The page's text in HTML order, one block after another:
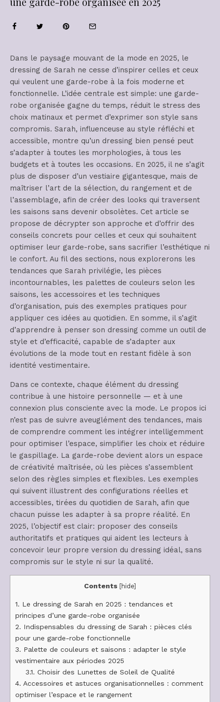
Dans le paysage mouvant de la mode en 2025, le
dressing de Sarah ne cesse d’inspirer celles et ceux
qui veulent une garde-robe à la fois moderne et
fonctionnelle. L’idée centrale est simple: une garde-
robe organisée gagne du temps, réduit le stress des
choix matinaux et permet d’exprimer son style sans
compromis. Sarah, influenceuse au style réfléchi et
accessible, montre qu’un dressing bien pensé peut
s’adapter à toutes les morphologies, à tous les
budgets et à toutes les occasions. En 2025, il ne s’agit
plus de disposer d’un vestiaire gigantesque, mais de
maîtriser l’art de la sélection, du rangement et de
l’assemblage, afin de créer des looks qui traversent
les saisons sans devenir obsolètes. Cet article se
propose de décrypter son approche et d’offrir des
conseils concrets pour celles et ceux qui souhaitent
optimiser leur garde-robe, sans sacrifier l’esthétique ni
le confort. Au fil des sections, nous explorerons les
tendances que Sarah privilégie, les pièces
incontournables, les palettes de couleurs selon les
saisons, les accessoires et les techniques
d’organisation, puis des exemples pratiques pour
appliquer ces idées au quotidien. En somme, il s’agit
d’apprendre à penser son dressing comme un outil de
style et d’efficacité, capable de s’adapter aux
évolutions de la mode tout en restant fidèle à son
identité vestimentaire.
Dans ce contexte, chaque élément du dressing
contribue à une histoire personnelle — et à une
connexion plus consciente avec la mode. Le propos ici
n’est pas de suivre aveuglément des tendances, mais
de comprendre comment les intégrer intelligemment
pour optimiser l’espace, simplifier les choix et réduire
le gaspillage. La garde-robe devient alors un espace
de créativité maîtrisée, où les pièces s’assemblent
selon des règles simples et flexibles. Les exemples
qui suivent illustrent des configurations réelles et
accessibles, tirées du quotidien de Sarah, afin que
chacun puisse les adapter à sa propre réalité. En
2025, l’objectif est clair: proposer des conseils
authoritatifs et pratiques qui aident les lecteurs à
concevoir leur propre version du dressing idéal, sans
compromis sur le style ni sur la qualité.
Contents [hide]
1. Le dressing de Sarah en 2025 : tendances et
principes d’une garde-robe organisée
2. Indispensables du dressing de Sarah : pièces clés
pour une garde-robe fonctionnelle
3. Palette de couleurs et saisons : adapter le style
vestimentaire aux périodes 2025
3.1. Choisir des Lunettes de Soleil de Qualité
4. Accessoires et astuces organisationnelles : comment
optimiser l’espace et le rangement